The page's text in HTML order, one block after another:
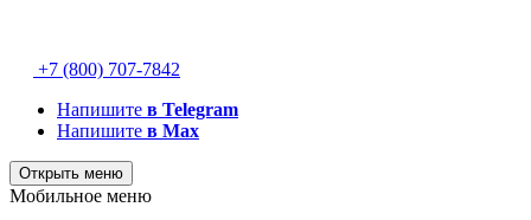
+7 (800) 707-7842
Напишите в Telegram
Напишите в Max
Открыть меню
Мобильное меню